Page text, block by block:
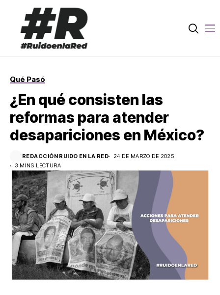
Qué Pasó
¿En qué consisten las
reformas para atender
desapariciones en México?
REDACCIÓN RUIDO EN LA RED
24 DE MARZO DE 2025
3 MINS LECTURA